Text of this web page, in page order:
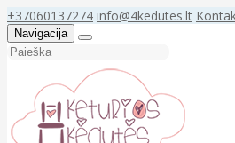
+37060137274 info@4kedutes.lt
Navigacija